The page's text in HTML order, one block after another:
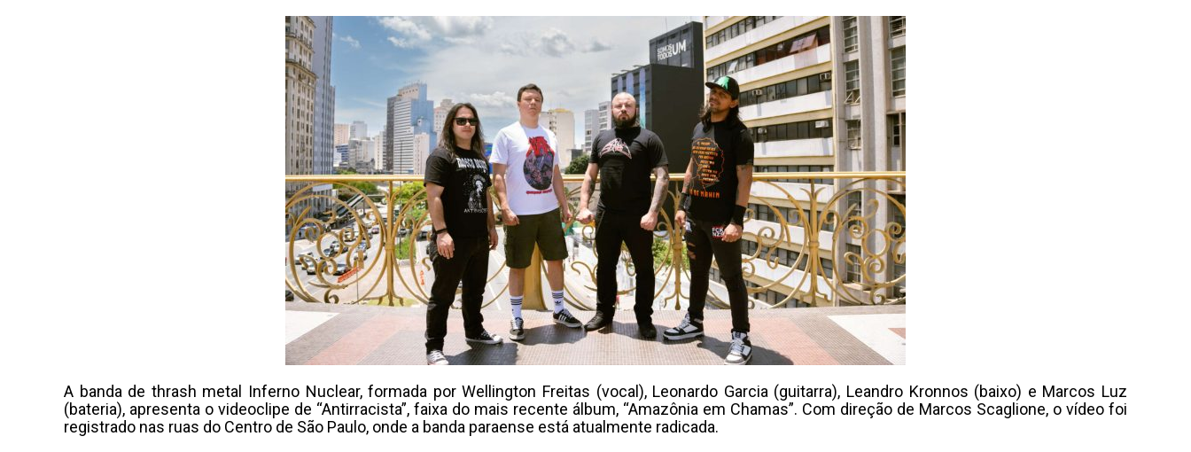
A banda de thrash metal Inferno Nuclear, formada por Wellington Freitas (vocal), Leonardo Garcia (guitarra), Leandro Kronnos (baixo) e Marcos Luz
(bateria), apresenta o videoclipe de “Antirracista”, faixa do mais recente álbum, “Amazônia em Chamas”. Com direção de Marcos Scaglione, o vídeo foi
registrado nas ruas do Centro de São Paulo, onde a banda paraense está atualmente radicada.